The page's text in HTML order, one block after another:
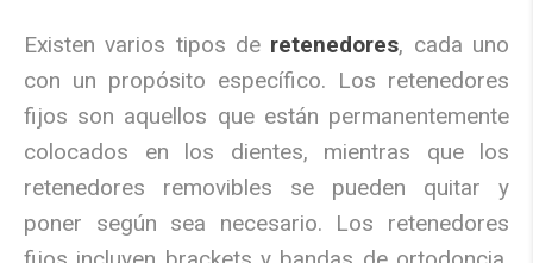
Existen varios tipos de retenedores, cada uno
con un propósito específico. Los retenedores
fijos son aquellos que están permanentemente
colocados en los dientes, mientras que los
retenedores removibles se pueden quitar y
poner según sea necesario. Los retenedores